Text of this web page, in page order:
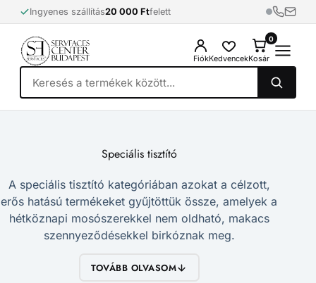
to
content
Ingyenes szállítás20 000 Ftfelett
FiókKedvencekKosár
0
Speciális tisztító
A speciális tisztító kategóriában azokat a célzott,
erős hatású termékeket gyűjtöttük össze, amelyek a
hétköznapi mosószerekkel nem oldható, makacs
szennyeződésekkel birkóznak meg.
TOVÁBB OLVASOM